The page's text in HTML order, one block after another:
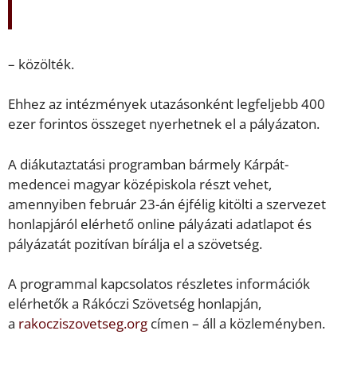
– közölték.
Ehhez az intézmények utazásonként legfeljebb 400
ezer forintos összeget nyerhetnek el a pályázaton.
A diákutaztatási programban bármely Kárpát-
medencei magyar középiskola részt vehet,
amennyiben február 23-án éjfélig kitölti a szervezet
honlapjáról elérhető online pályázati adatlapot és
pályázatát pozitívan bírálja el a szövetség.
A programmal kapcsolatos részletes információk
elérhetők a Rákóczi Szövetség honlapján,
a rakocziszovetseg.org címen – áll a közleményben.